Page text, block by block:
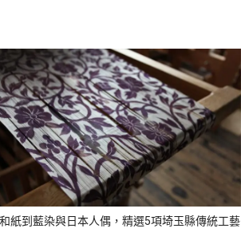
紙到藍染與日本人偶，精選5項埼玉縣傳統工藝